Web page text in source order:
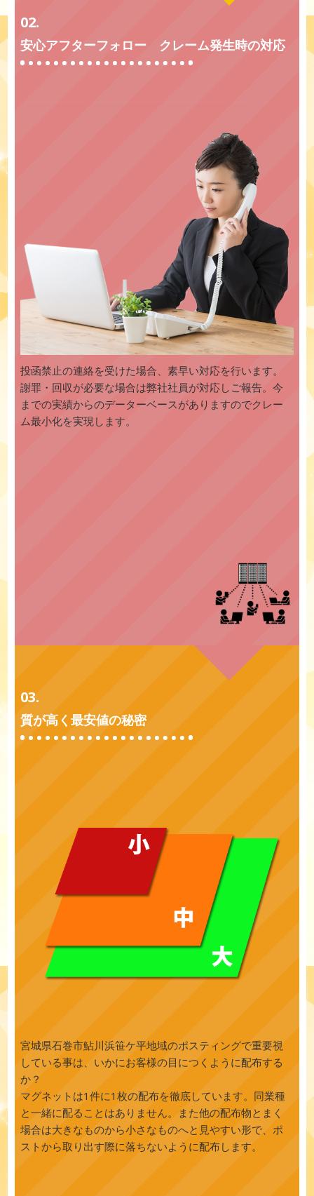
02.
安心アフターフォロー クレーム発生時の対応
投函禁止の連絡を受けた場合、素早い対応を行います。
謝罪・回収が必要な場合は弊社社員が対応しご報告。今
までの実績からのデーターベースがありますのでクレー
ム最小化を実現します。
03.
質が高く最安値の秘密
宮城県石巻市鮎川浜笹ケ平地域のポスティングで重要視
している事は、いかにお客様の目につくように配布する
か？
マグネットは1件に1枚の配布を徹底しています。同業種
と一緒に配ることはありません。また他の配布物とまく
場合は大きなものから小さなものへと見やすい形で、ポ
ストから取り出す際に落ちないように配布します。